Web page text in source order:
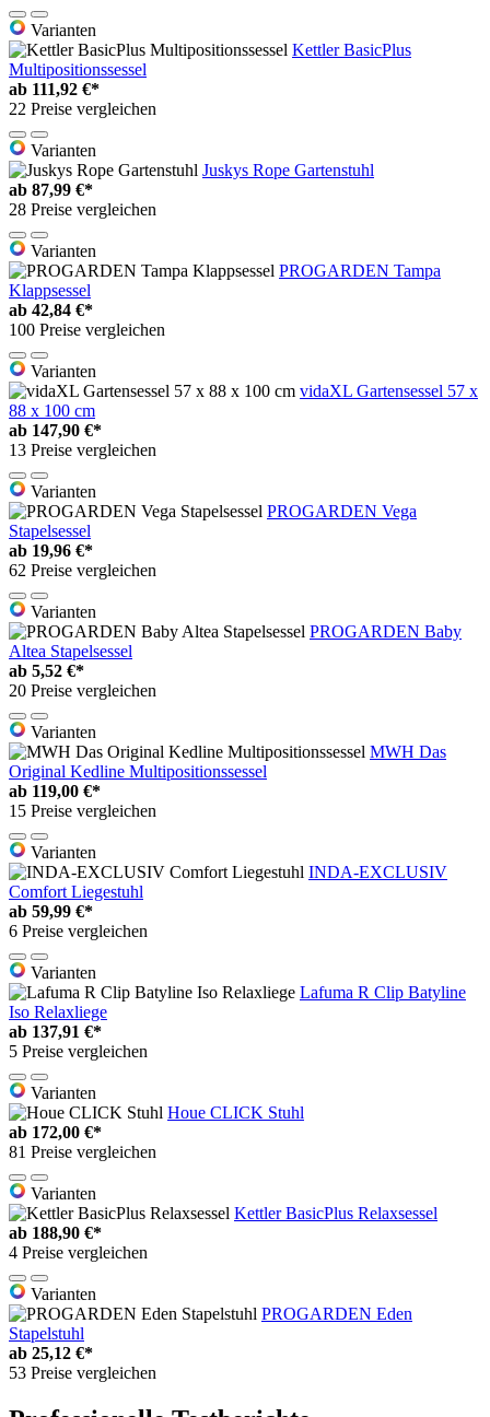
Varianten
Kettler BasicPlus
Multipositionssessel
ab 111,92 €*
22 Preise vergleichen
Varianten
Juskys Rope Gartenstuhl
ab 87,99 €*
28 Preise vergleichen
Varianten
PROGARDEN Tampa
Klappsessel
ab 42,84 €*
100 Preise vergleichen
Varianten
vidaXL Gartensessel 57 x
88 x 100 cm
ab 147,90 €*
13 Preise vergleichen
Varianten
PROGARDEN Vega
Stapelsessel
ab 19,96 €*
62 Preise vergleichen
Varianten
PROGARDEN Baby
Altea Stapelsessel
ab 5,52 €*
20 Preise vergleichen
Varianten
MWH Das
Original Kedline Multipositionssessel
ab 119,00 €*
15 Preise vergleichen
Varianten
INDA-EXCLUSIV
Comfort Liegestuhl
ab 59,99 €*
6 Preise vergleichen
Varianten
Lafuma R Clip Batyline
Iso Relaxliege
ab 137,91 €*
5 Preise vergleichen
Varianten
Houe CLICK Stuhl
ab 172,00 €*
81 Preise vergleichen
Varianten
Kettler BasicPlus Relaxsessel
ab 188,90 €*
4 Preise vergleichen
Varianten
PROGARDEN Eden
Stapelstuhl
ab 25,12 €*
53 Preise vergleichen